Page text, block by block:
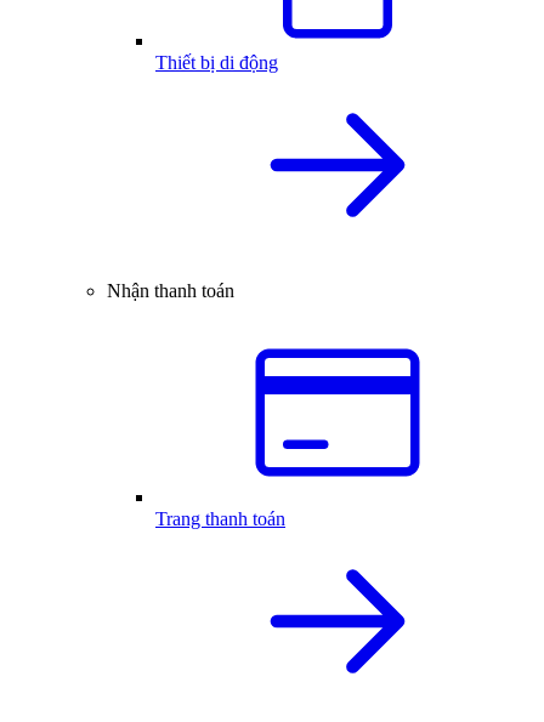
Thiết bị di động
Nhận thanh toán
Trang thanh toán